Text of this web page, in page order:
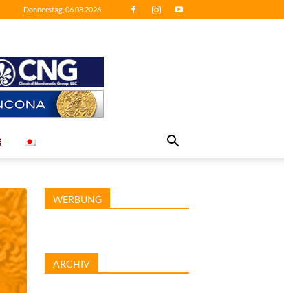
Donnerstag, 06.08.2026
WERBUNG
ARCHIV